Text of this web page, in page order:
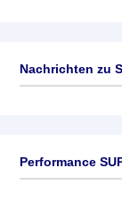
Nachrichten zu
Performance